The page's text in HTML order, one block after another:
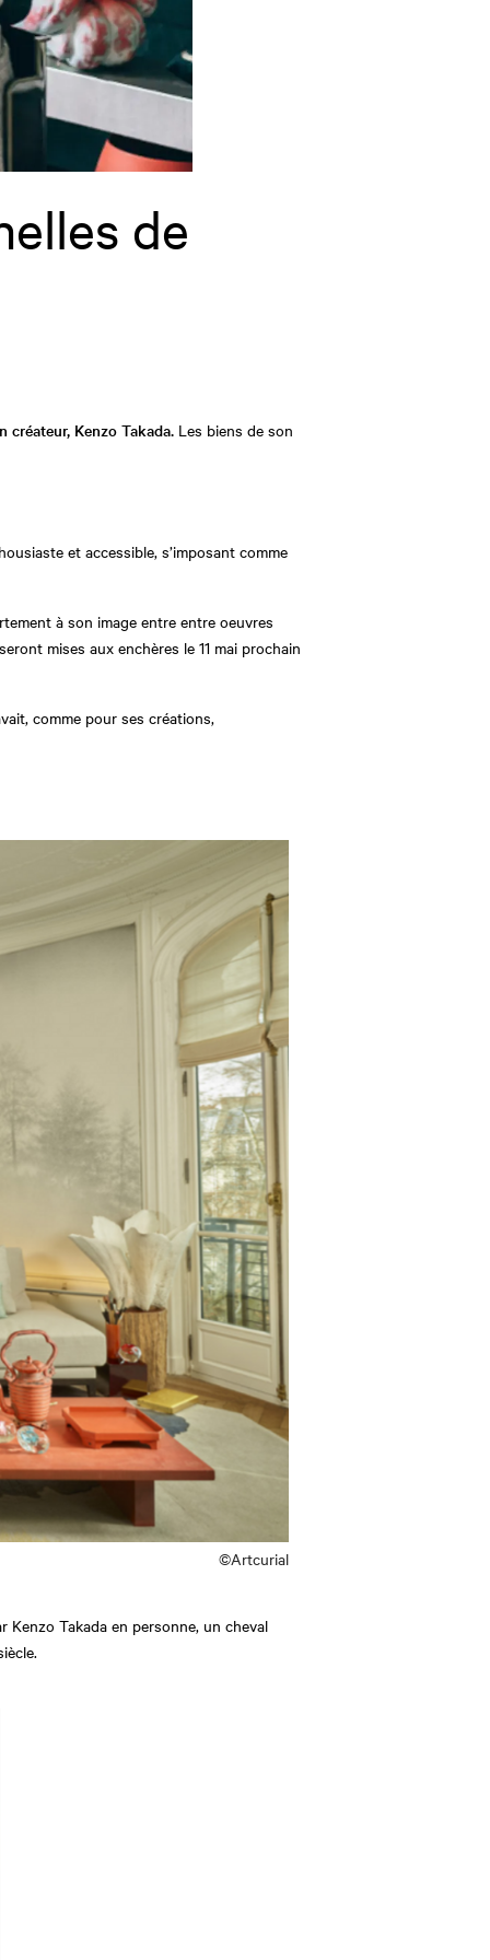
de
Kenzo Takada. Les biens de son
et accessible, s’imposant comme
à son image entre entre oeuvres
mises aux enchères le 11 mai prochain
comme pour ses créations,
©Artcurial
Takada en personne, un cheval